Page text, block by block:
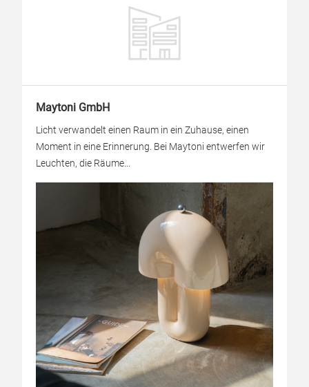
Maytoni GmbH
Licht verwandelt einen Raum in ein Zuhause, einen
Moment in eine Erinnerung. Bei Maytoni entwerfen wir
Leuchten, die Räume...